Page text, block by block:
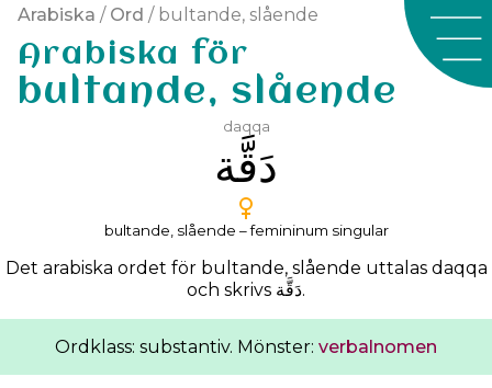
Arabiska / Ord / bultande, slående
Arabiska för
bultande, slående
daqqa
ﺩَﻗَّﺔ
bultande, slående – femininum singular
Det arabiska ordet för bultande, slående uttalas daqqa
och skrivs ﺩَﻗَّﺔ.
Ordklass: substantiv. Mönster: verbalnomen